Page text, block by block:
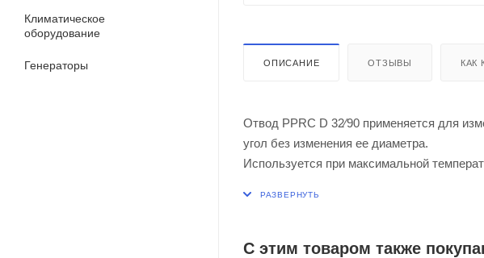
Климатическое
оборудование
Генераторы ОПИСАНИЕ ОТЗЫВЫ КАК
Отвод PPRC D 32⁄90 применяется для
угол без изменения ее диаметра.
Используется при максимальной
С этим товаром также